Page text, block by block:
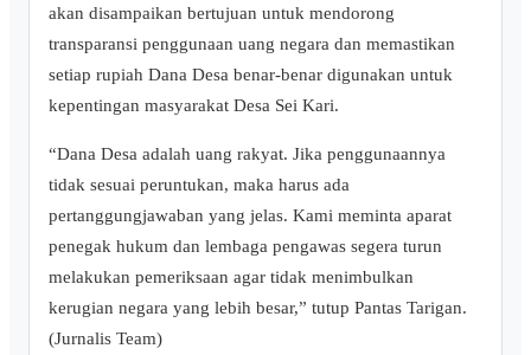
akan disampaikan bertujuan untuk mendorong
transparansi penggunaan uang negara dan memastikan
setiap rupiah Dana Desa benar-benar digunakan untuk
kepentingan masyarakat Desa Sei Kari.
“Dana Desa adalah uang rakyat. Jika penggunaannya
tidak sesuai peruntukan, maka harus ada
pertanggungjawaban yang jelas. Kami meminta aparat
penegak hukum dan lembaga pengawas segera turun
melakukan pemeriksaan agar tidak menimbulkan
kerugian negara yang lebih besar,” tutup Pantas Tarigan.
(Jurnalis Team)